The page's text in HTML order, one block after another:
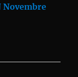
Novembre